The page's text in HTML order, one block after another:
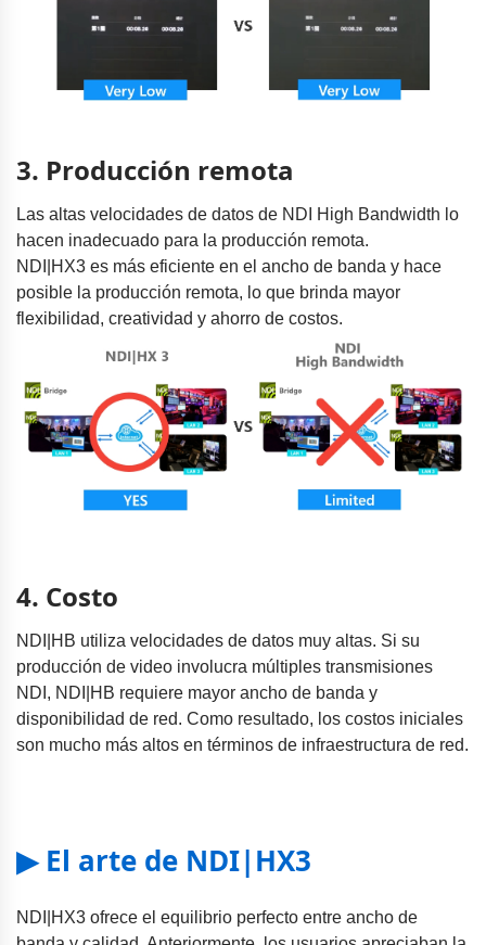
3. Producción remota
Las altas velocidades de datos de NDI High Bandwidth lo
hacen inadecuado para la producción remota.
NDI|HX3 es más eficiente en el ancho de banda y hace
posible la producción remota, lo que brinda mayor
flexibilidad, creatividad y ahorro de costos.
4. Costo
NDI|HB utiliza velocidades de datos muy altas. Si su
producción de video involucra múltiples transmisiones
NDI, NDI|HB requiere mayor ancho de banda y
disponibilidad de red. Como resultado, los costos iniciales
son mucho más altos en términos de infraestructura de red.
▶ El arte de NDI|HX3
NDI|HX3 ofrece el equilibrio perfecto entre ancho de